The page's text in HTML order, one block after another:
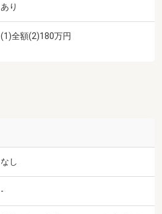
あり
(1)全額(2)180万円
なし
-